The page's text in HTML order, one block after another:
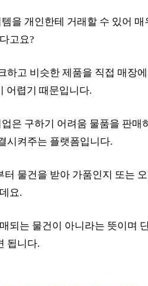
을 개인한테 거래할 수 있어
고요?
하고 비슷한 제품을 직접 매장
어렵기 때문입니다.
은 구하기 어려움 물품을 판매
시켜주는 플랫폼입니다.
물건을 받아 가품인지 또는
요.
되는 물건이 아니라는 뜻이며
됩니다.